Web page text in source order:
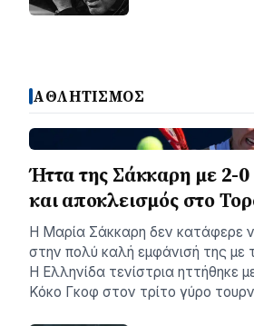
ΑΘΛΗΤΙΣΜΟΣ
Ήττα της Σάκκαρη με 2-
και αποκλεισμός στο
Η Μαρία Σάκκαρη δεν κατάφερε
στην πολύ καλή εμφάνισή της με
Η Ελληνίδα τενίστρια ηττήθηκε
Κόκο Γκοφ στον τρίτο γύρο